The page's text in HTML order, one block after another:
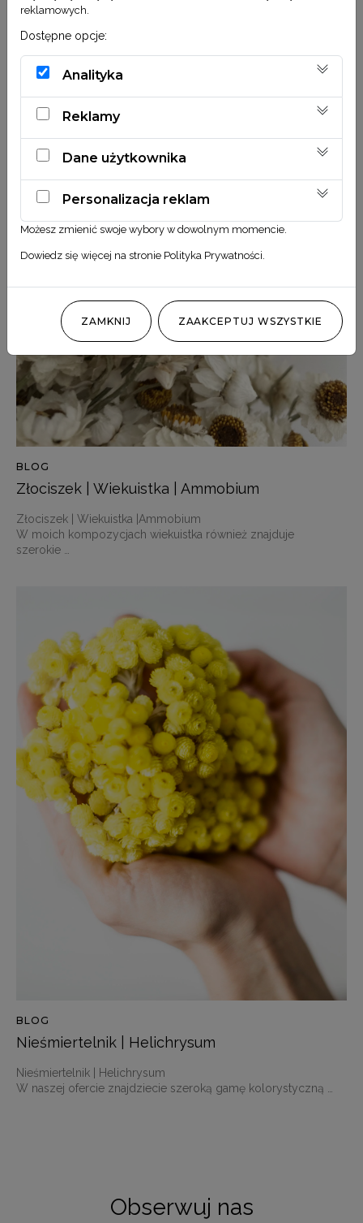
BLOG
Złociszek | Wiekuistka | Ammobium
Złociszek | Wiekuistka |Ammobium
W moich kompozycjach wiekuistka również znajduje
szerokie …
BLOG
Nieśmiertelnik | Helichrysum
Nieśmiertelnik | Helichrysum
W naszej ofercie znajdziecie szeroką gamę kolorystyczną …
Obserwuj nas
reklamowych.
Dostępne opcje:
Analityka
Reklamy
Dane użytkownika
Personalizacja reklam
Możesz zmienić swoje wybory w dowolnym momencie.
Dowiedz się więcej na stronie Polityka Prywatności
ZAMKNIJ ZAAKCEPTUJ WSZYSTKIE